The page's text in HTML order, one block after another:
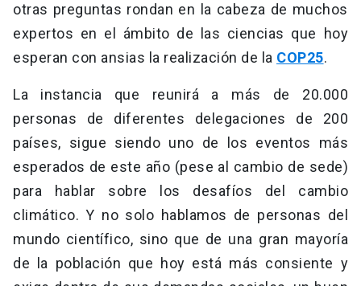
otras preguntas rondan en la cabeza de muchos
expertos en el ámbito de las ciencias que hoy
esperan con ansias la realización de la COP25.
La instancia que reunirá a más de 20.000
personas de diferentes delegaciones de 200
países, sigue siendo uno de los eventos más
esperados de este año (pese al cambio de sede)
para hablar sobre los desafíos del cambio
climático. Y no solo hablamos de personas del
mundo científico, sino que de una gran mayoría
de la población que hoy está más consiente y